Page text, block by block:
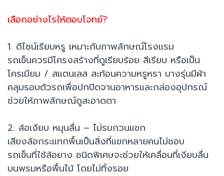
เลือกอย่างไรให้ตอบโจทย์?
1. ดีไซน์เรียบหรู เหมาะกับภาพลักษณ์โรงแรม
รถเข็นควรมีโครงสร้างที่ดูเรียบร้อย สีเรียบ หรือเป็น
โครเมียม / สแตนเลส สะท้อนความหรูหรา บางรุ่นมีผ้า
คลุมรอบตัวรถเพื่อปกปิดจานอาหารและกล่องอุปกรณ์
ช่วยให้ภาพลักษณ์ดูสะอาดตา
2. ล้อเงียบ หมุนลื่น – ไม่รบกวนแขก
เสียงล้อกระแทกพื้นเป็นสิ่งที่แขกหลายคนไม่ชอบ
รถเข็นที่ใช้ล้อยาง ชนิดพิเศษจะช่วยให้เคลื่อนที่เงียบลื่น
บนพรมหรือพื้นไม้ โดยไม่ทิ้งรอย